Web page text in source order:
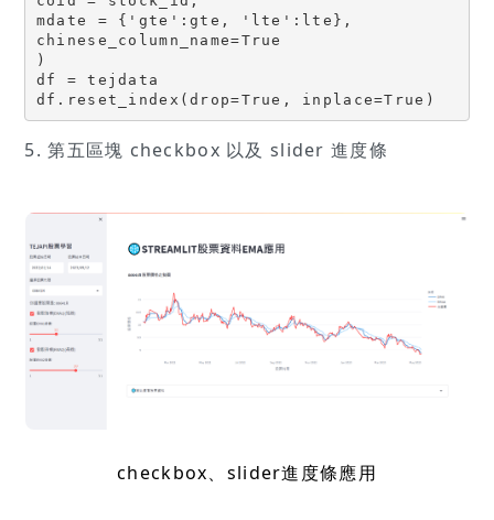
mdate = {'gte':gte, 'lte':lte},
chinese_column_name=True
)
df = tejdata
df.reset_index(drop=True, inplace=True)
5. 第五區塊 checkbox 以及 slider 進度條
checkbox、slider進度條應用